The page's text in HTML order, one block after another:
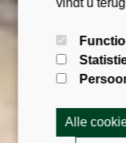
vindt u
Alle